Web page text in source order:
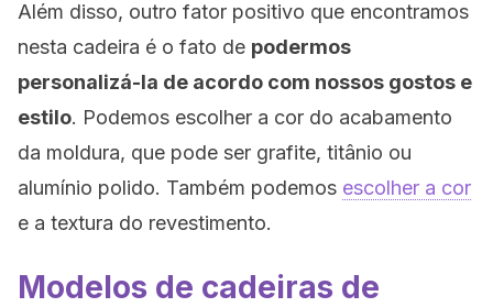
Além disso, outro fator positivo que encontramos
nesta cadeira é o fato de podermos
personalizá-la de acordo com nossos gostos e
estilo. Podemos escolher a cor do acabamento
da moldura, que pode ser grafite, titânio ou
alumínio polido. Também podemos escolher a cor
e a textura do revestimento.
Modelos de cadeiras de